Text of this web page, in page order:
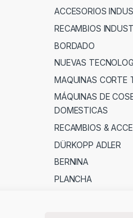
ACCESORIOS
RECAMBIOS
BORDADO
NUEVAS
MAQUINAS CORTE
MÁQUINAS DE
DOMESTICAS
RECAMBIOS &
DÜRKOPP ADLER
BERNINA
PLANCHA